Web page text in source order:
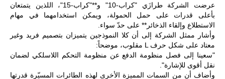
للمزيد
عرضت الشركة طرازَي "كراب-10 " و**"كراب-15 "، اللذين يتمتعان
بأعلى قدرات على حمل الحمولة، ويمكن استخدامهما في مهام
الاستطلاع وإلقاء الذخائر** على حدّ سواء
وأشار ممثل الشركة إلى أنكلا النموذجين يتميزان بتصميم فريد وغير
معتاد على شكل حرف L مقلوب، موضحاً:
"سعينا إلى فصل منظومة الدفع عن منظومة التحكم اللاسلكي لضمان
نقل أقوى للإشارة."
وأضاف أن من السمات المميزة الأخرى لهذه الطائرات المسيّرة قدرتها